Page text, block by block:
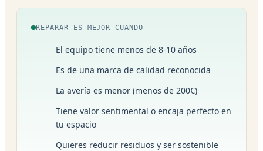
REPARAR ES MEJOR CUANDO
El equipo tiene menos de 8-10 años
Es de una marca de calidad reconocida
La avería es menor (menos de 200€)
Tiene valor sentimental o encaja perfecto en
tu espacio
Quieres reducir residuos y ser sostenible